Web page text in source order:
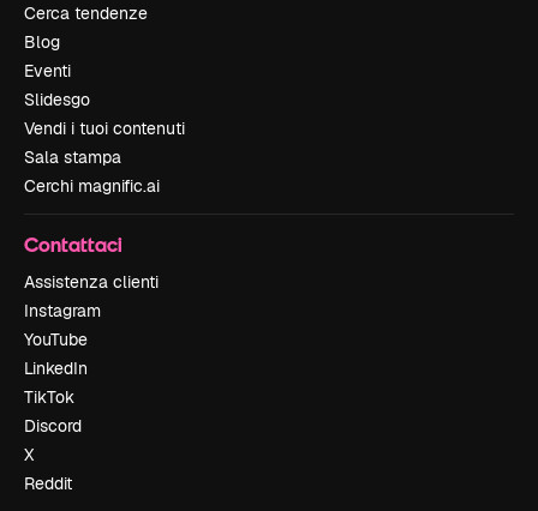
Cerca tendenze
Blog
Eventi
Slidesgo
Vendi i tuoi contenuti
Sala stampa
Cerchi magnific.ai
Contattaci
Assistenza clienti
Instagram
YouTube
LinkedIn
TikTok
Discord
X
Reddit